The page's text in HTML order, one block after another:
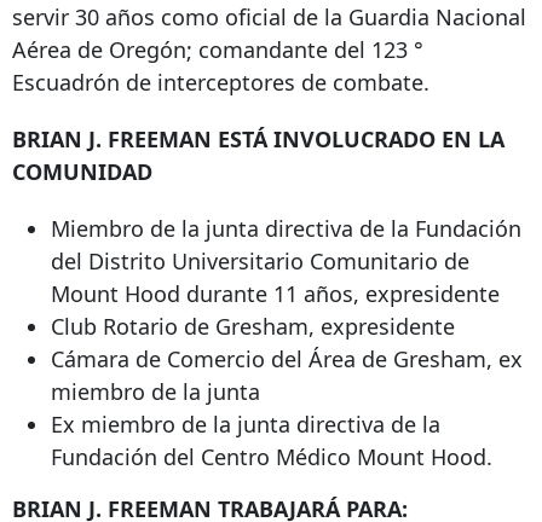
servir 30 años como oficial de la Guardia Nacional
Aérea de Oregón; comandante del 123 °
Escuadrón de interceptores de combate.
BRIAN J. FREEMAN ESTÁ INVOLUCRADO EN LA
COMUNIDAD
Miembro de la junta directiva de la Fundación
del Distrito Universitario Comunitario de
Mount Hood durante 11 años, expresidente
Club Rotario de Gresham, expresidente
Cámara de Comercio del Área de Gresham, ex
miembro de la junta
Ex miembro de la junta directiva de la
Fundación del Centro Médico Mount Hood.
BRIAN J. FREEMAN TRABAJARÁ PARA: